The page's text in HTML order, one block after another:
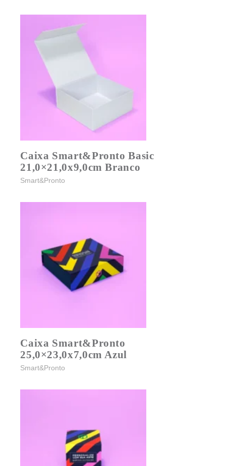
Caixa Smart&Pronto Basic
21,0×21,0x9,0cm Branco
Smart&Pronto
Caixa Smart&Pronto
25,0×23,0x7,0cm Azul
Smart&Pronto